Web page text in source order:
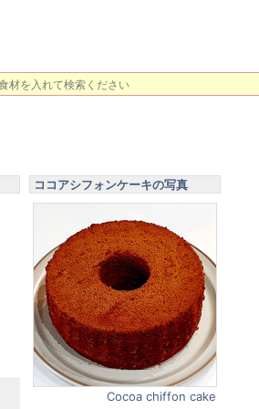
ココアシフォンケーキの写真
Cocoa chiffon cake